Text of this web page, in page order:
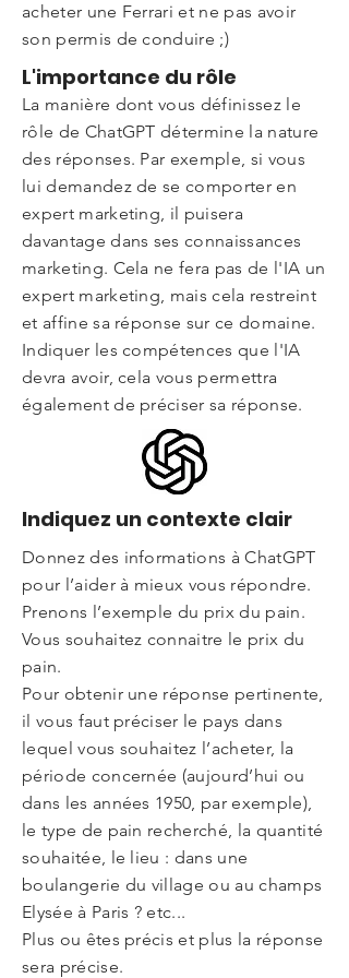
acheter une Ferrari et ne pas avoir
son permis de conduire ;)
L'importance du rôle
La manière dont vous définissez le
rôle de ChatGPT détermine la nature
des réponses. Par exemple, si vous
lui demandez de se comporter en
expert marketing, il puisera
davantage dans ses connaissances
marketing. Cela ne fera pas de l'IA un
expert marketing, mais cela restreint
et affine sa réponse sur ce domaine.
Indiquer les compétences que l'IA
devra avoir, cela vous permettra
également de préciser sa réponse.
Indiquez un contexte clair
Donnez des informations à ChatGPT
pour l’aider à mieux vous répondre.
Prenons l’exemple du prix du pain.
Vous souhaitez connaitre le prix du
pain.
Pour obtenir une réponse pertinente,
il vous faut préciser le pays dans
lequel vous souhaitez l’acheter, la
période concernée (aujourd’hui ou
dans les années 1950, par exemple),
le type de pain recherché, la quantité
souhaitée, le lieu : dans une
boulangerie du village ou au champs
Elysée à Paris ? etc...
Plus ou êtes précis et plus la réponse
sera précise.